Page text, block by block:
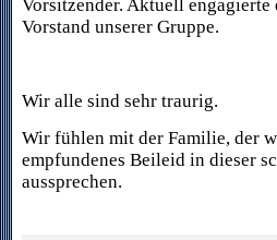
Vorsitzender. Aktuell engagierte
Vorstand unserer Gruppe.
Wir alle sind sehr traurig.
Wir fühlen mit der Familie, der
empfundenes Beileid in dieser
aussprechen.